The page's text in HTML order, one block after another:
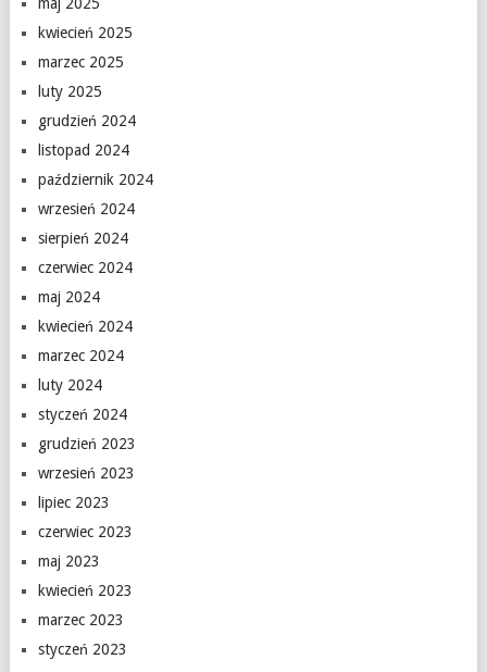
kwiecień 2025
marzec 2025
luty 2025
grudzień 2024
listopad 2024
październik 2024
wrzesień 2024
sierpień 2024
czerwiec 2024
maj 2024
kwiecień 2024
marzec 2024
luty 2024
styczeń 2024
grudzień 2023
wrzesień 2023
lipiec 2023
czerwiec 2023
maj 2023
kwiecień 2023
marzec 2023
styczeń 2023